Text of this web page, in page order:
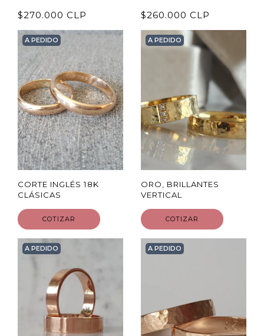
$270.000 CLP $260.000 CLP
A PEDIDO
CORTE INGLÉS 18K
CLÁSICAS
COTIZAR
A PEDIDO
ORO, BRILLANTES
VERTICAL
COTIZAR
A PEDIDO A PEDIDO